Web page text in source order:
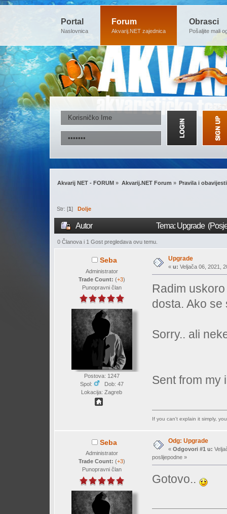
Portal
Naslovnica
Forum
Akvarij.NET zajednica
Obrasci
Pošaljite mali
Akvarij NET - FORUM » Akvarij.NET Forum » Pravila i obavijesti
Str: [1] Dolje
Autor Tema: Upgrade
0 Članova i 1 Gost pregledava ovu temu.
Seba
Administrator
Trade Count: (+3)
Punopravni član
Postova: 1247
Spol:
Dob: 47
Lokacija: Zagreb
Upgrade
« u: Veljača 06, 2021,
Radim
dosta. Ako
Sorry.. ali
Sent from my
If you can't explain it simply,
Seba
Administrator
Trade Count: (+3)
Punopravni član
Odg: Upgrade
« Odgovori #1 u:
poslijepodne »
Gotovo..